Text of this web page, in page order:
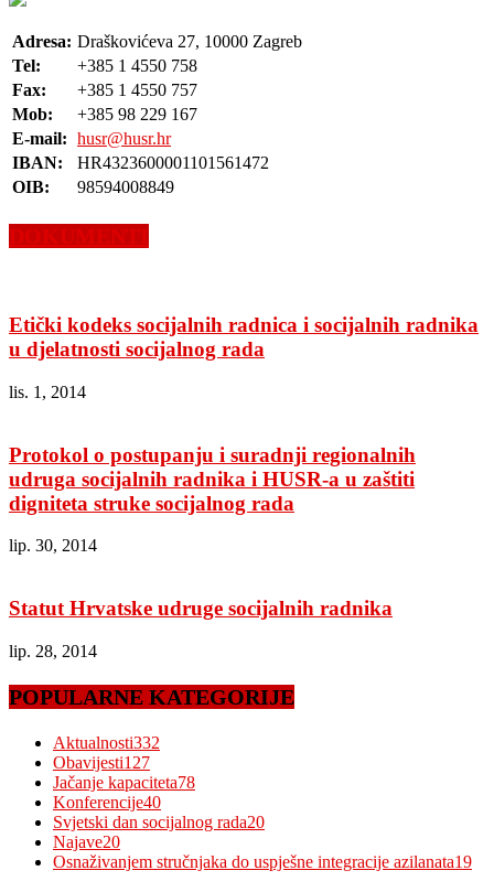
Adresa: Draškovićeva 27, 10000 Zagreb
Tel:
+385 1 4550 758
Fax:
+385 1 4550 757
Mob:
+385 98 229 167
E-mail: husr@husr.hr
IBAN:
HR4323600001101561472
OIB:
98594008849
Etički kodeks socijalnih radnica i socijalnih radnika
u djelatnosti socijalnog rada
lis. 1, 2014
Protokol o postupanju i suradnji regionalnih
udruga socijalnih radnika i HUSR-a u zaštiti
digniteta struke socijalnog rada
lip. 30, 2014
Statut Hrvatske udruge socijalnih radnika
lip. 28, 2014
POPULARNE KATEGORIJE
Aktualnosti332
Obavijesti127
Jačanje kapaciteta78
Konferencije40
Svjetski dan socijalnog rada20
Najave20
Osnaživanjem stručnjaka do uspješne integracije azilanata19